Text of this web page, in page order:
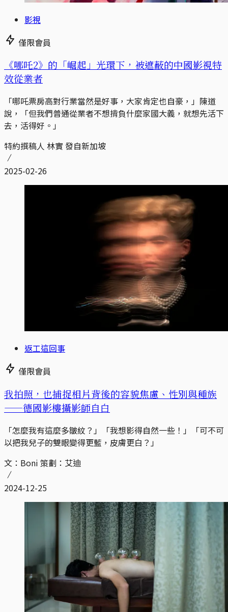
影視
僅限會員
《哪吒2》的「崛起」光環下，被遮蔽的中國影視特
效從業者
「哪吒票房高對行業當然是好事，大家肯定也自豪，」陳道
說，「但我們普通從業者不想揹負什麼家國大義，就想先活下
去，活得好。」
特約撰稿人 林實 發自新加坡
2025-02-26
返工這回事
僅限會員
我拍照，也捕捉相片背後的容貌焦慮、性別與種族
——德國影樓攝影師自白
「怎麼我有這麼多皺紋？」「我想影得自然一些！」「可不可
以把我兒子的雙眼變得更藍，皮膚更白？」
文：Boni 策劃：艾迪
2024-12-25